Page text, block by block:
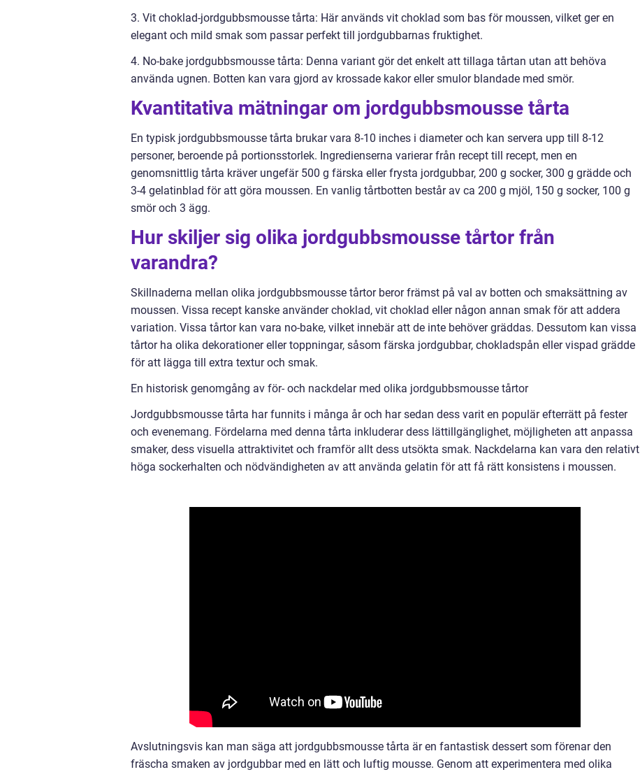
3. Vit choklad-jordgubbsmousse tårta: Här används vit choklad som bas för moussen, vilket ger en
elegant och mild smak som passar perfekt till jordgubbarnas fruktighet.
4. No-bake jordgubbsmousse tårta: Denna variant gör det enkelt att tillaga tårtan utan att behöva
använda ugnen. Botten kan vara gjord av krossade kakor eller smulor blandade med smör.
Kvantitativa mätningar om jordgubbsmousse tårta
En typisk jordgubbsmousse tårta brukar vara 8-10 inches i diameter och kan servera upp till 8-12
personer, beroende på portionsstorlek. Ingredienserna varierar från recept till recept, men en
genomsnittlig tårta kräver ungefär 500 g färska eller frysta jordgubbar, 200 g socker, 300 g grädde och
3-4 gelatinblad för att göra moussen. En vanlig tårtbotten består av ca 200 g mjöl, 150 g socker, 100 g
smör och 3 ägg.
Hur skiljer sig olika jordgubbsmousse tårtor från
varandra?
Skillnaderna mellan olika jordgubbsmousse tårtor beror främst på val av botten och smaksättning av
moussen. Vissa recept kanske använder choklad, vit choklad eller någon annan smak för att addera
variation. Vissa tårtor kan vara no-bake, vilket innebär att de inte behöver gräddas. Dessutom kan vissa
tårtor ha olika dekorationer eller toppningar, såsom färska jordgubbar, chokladspån eller vispad grädde
för att lägga till extra textur och smak.
En historisk genomgång av för- och nackdelar med olika jordgubbsmousse tårtor
Jordgubbsmousse tårta har funnits i många år och har sedan dess varit en populär efterrätt på fester
och evenemang. Fördelarna med denna tårta inkluderar dess lättillgänglighet, möjligheten att anpassa
smaker, dess visuella attraktivitet och framför allt dess utsökta smak. Nackdelarna kan vara den relativt
höga sockerhalten och nödvändigheten av att använda gelatin för att få rätt konsistens i moussen.
Avslutningsvis kan man säga att jordgubbsmousse tårta är en fantastisk dessert som förenar den
fräscha smaken av jordgubbar med en lätt och luftig mousse. Genom att experimentera med olika